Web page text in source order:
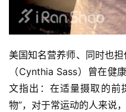
美国知名营养师、同时也
（Cynthia Sass）曾在健
文指出：在适量摄取的前
物”，对于常运动的人来说